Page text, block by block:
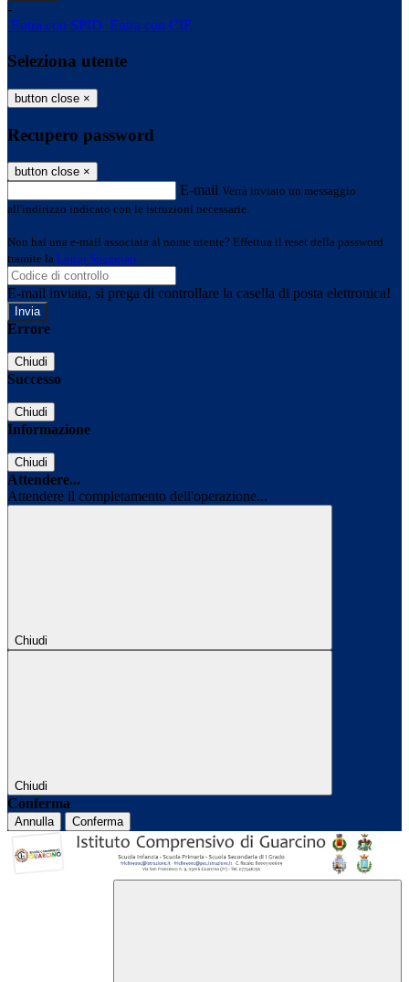
-
Entra con SPID Entra con CIE
Seleziona utente
button close ×
Recupero password
button close ×
E-mail Verrà inviato un messaggio
all'indirizzo indicato con le istruzioni necessarie.
Non hai una e-mail associata al nome utente? Effettua il reset della password
tramite la Login Spaggiari
E-mail inviata, si prega di controllare la casella di posta elettronica!
Errore
Chiudi
Successo
Chiudi
Informazione
Chiudi
Attendere...
Attendere il completamento dell'operazione...
Chiudi
Chiudi
Conferma
Annulla Conferma